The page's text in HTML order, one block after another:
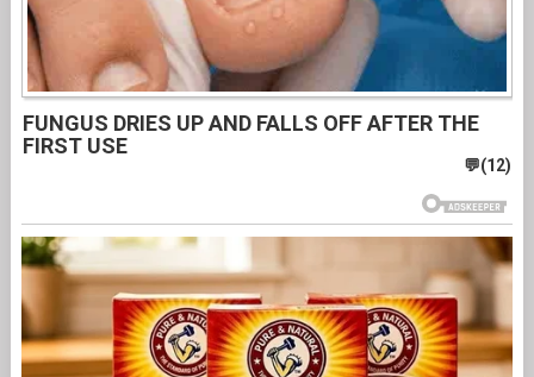
FUNGUS DRIES UP AND FALLS OFF AFTER THE
FIRST USE